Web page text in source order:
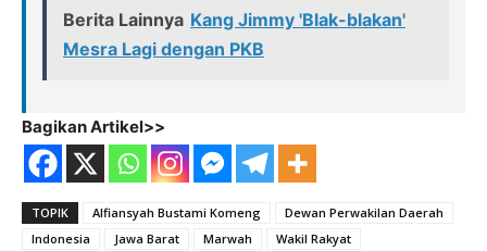
Berita Lainnya Kang Jimmy 'Blak-blakan'
Mesra Lagi dengan PKB
Bagikan Artikel>>
TOPIK Alfiansyah Bustami Komeng
Dewan Perwakilan Daerah
Indonesia
Jawa Barat Marwah Wakil Rakyat